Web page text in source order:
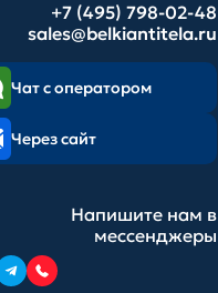
+7 (495) 798-02-48
sales@belkiantitela.ru
Чат с оператором
Через сайт
Напишите нам в
мессенджеры